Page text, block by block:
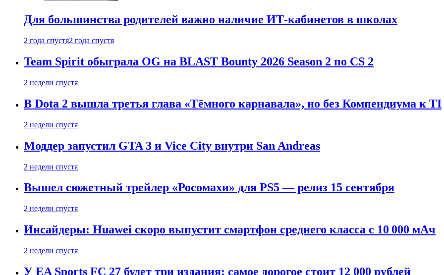
Для большинства родителей важно наличие ИТ-кабинетов в школах
2 года спустя2 года спустя
Team Spirit обыграла OG на BLAST Bounty 2026 Season 2 по CS 2
2 недели спустя
В Dota 2 вышла третья глава «Тёмного карнавала», но без Компендиума к TI
2 недели спустя
Моддер запустил GTA 3 и Vice City внутри San Andreas
2 недели спустя
Вышел сюжетный трейлер «Росомахи» для PS5 — релиз 15 сентября
2 недели спустя
Инсайдеры: Huawei скоро выпустит смартфон среднего класса с 10 000 мАч
2 недели спустя
У EA Sports FC 27 будет три издания: самое дорогое стоит 12 000 рублей